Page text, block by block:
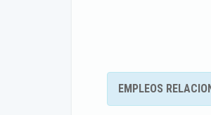
EMPLEOS